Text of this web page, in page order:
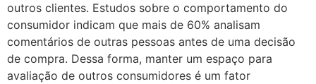
outros clientes. Estudos sobre o comportamento do
consumidor indicam que mais de 60% analisam
comentários de outras pessoas antes de uma decisão
de compra. Dessa forma, manter um espaço para
avaliação de outros consumidores é um fator